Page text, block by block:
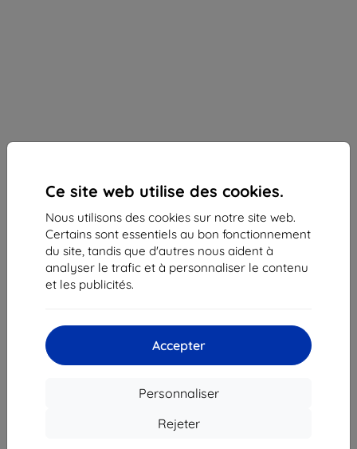
Ce site web utilise des cookies.
Nous utilisons des cookies sur notre site web.
Certains sont essentiels au bon fonctionnement
du site, tandis que d'autres nous aident à
analyser le trafic et à personnaliser le contenu
et les publicités.
Accepter
Personnaliser
Rejeter
Bracelet Strap Samsung Novonappa Galaxy
Watch3 20mm brown (GP-TYR855BRBAW)
Description et caractéristiques